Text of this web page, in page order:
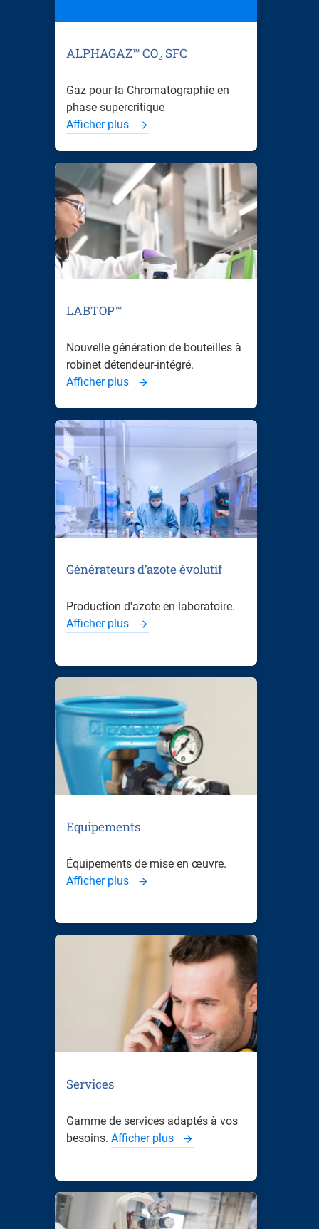
ALPHAGAZ™ CO₂ SFC
Gaz pour la Chromatographie en
phase supercritique
Afficher plus
LABTOP™
Nouvelle génération de bouteilles à
robinet détendeur-intégré.
Afficher plus
Générateurs d’azote évolutif
Production d'azote en laboratoire.
Afficher plus
Equipements
Équipements de mise en œuvre.
Afficher plus
Services
Gamme de services adaptés à vos
besoins. Afficher plus